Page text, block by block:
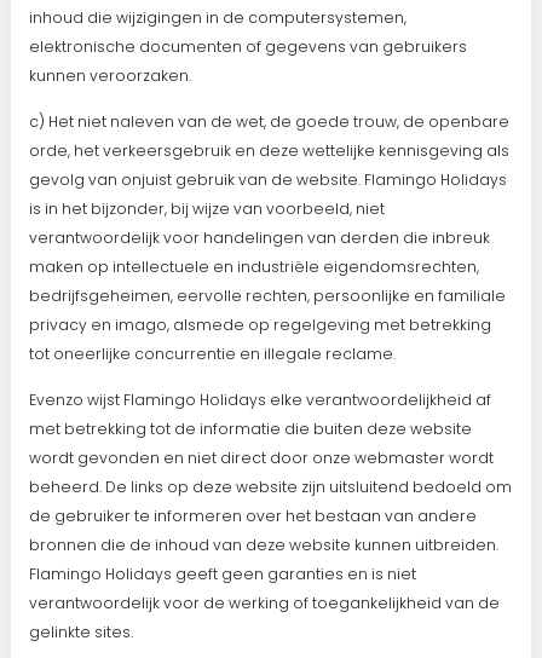
inhoud die wijzigingen in de computersystemen,
elektronische documenten of gegevens van gebruikers
kunnen veroorzaken.
c) Het niet naleven van de wet, de goede trouw, de openbare
orde, het verkeersgebruik en deze wettelijke kennisgeving als
gevolg van onjuist gebruik van de website. Flamingo Holidays
is in het bijzonder, bij wijze van voorbeeld, niet
verantwoordelijk voor handelingen van derden die inbreuk
maken op intellectuele en industriële eigendomsrechten,
bedrijfsgeheimen, eervolle rechten, persoonlijke en familiale
privacy en imago, alsmede op regelgeving met betrekking
tot oneerlijke concurrentie en illegale reclame.
Evenzo wijst Flamingo Holidays elke verantwoordelijkheid af
met betrekking tot de informatie die buiten deze website
wordt gevonden en niet direct door onze webmaster wordt
beheerd. De links op deze website zijn uitsluitend bedoeld om
de gebruiker te informeren over het bestaan van andere
bronnen die de inhoud van deze website kunnen uitbreiden.
Flamingo Holidays geeft geen garanties en is niet
verantwoordelijk voor de werking of toegankelijkheid van de
gelinkte sites.